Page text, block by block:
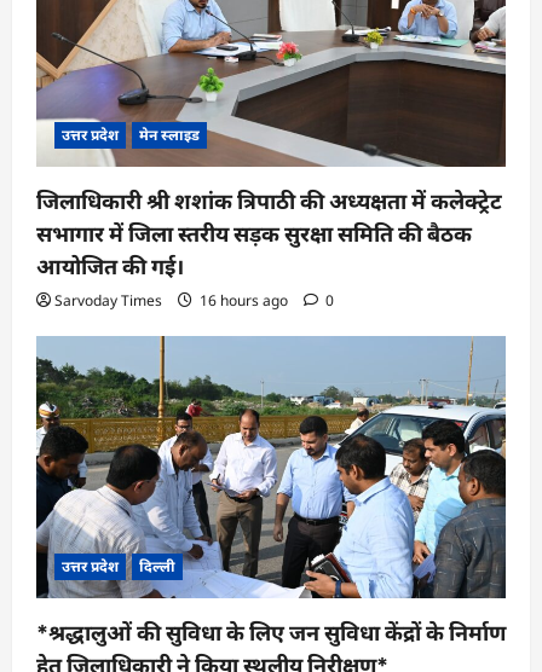
उत्तर प्रदेश मेन स्लाइड
जिलाधिकारी श्री शशांक त्रिपाठी की अध्यक्षता में कलेक्ट्रेट
सभागार में जिला स्तरीय सड़क सुरक्षा समिति की बैठक
आयोजित की गई।
Sarvoday Times 16 hours ago 0
उत्तर प्रदेश दिल्ली
*श्रद्धालुओं की सुविधा के लिए जन सुविधा केंद्रों के निर्माण
हेतु जिलाधिकारी ने किया स्थलीय निरीक्षण*